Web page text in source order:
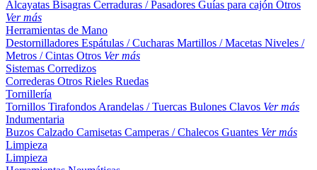
Alcayatas Bisagras Cerraduras / Pasadores Guías para cajón Otros
Ver más
Herramientas de Mano
Destornilladores Espátulas / Cucharas Martillos / Macetas Niveles /
Metros / Cintas Otros Ver más
Sistemas Corredizos
Correderas Otros Rieles Ruedas
Tornillería
Tornillos Tirafondos Arandelas / Tuercas Bulones Clavos Ver más
Indumentaria
Buzos Calzado Camisetas Camperas / Chalecos Guantes Ver más
Limpieza
Limpieza